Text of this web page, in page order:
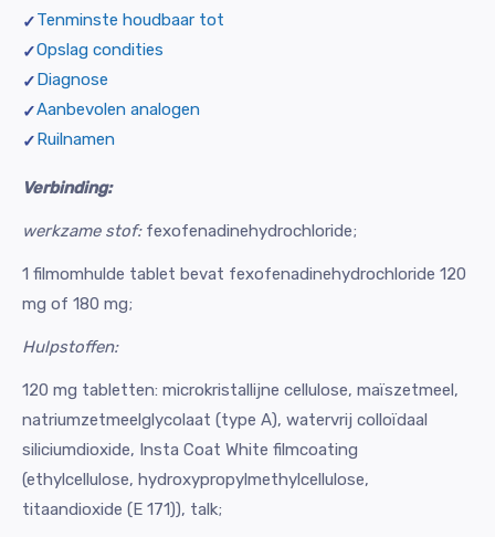
Tenminste houdbaar tot
Opslag condities
Diagnose
Aanbevolen analogen
Ruilnamen
Verbinding:
werkzame stof:fexofenadinehydrochloride;
1 filmomhulde tablet bevat fexofenadinehydrochloride 120
mg of 180 mg;
Hulpstoffen:
120 mg tabletten: microkristallijne cellulose, maïszetmeel,
natriumzetmeelglycolaat (type A), watervrij colloïdaal
siliciumdioxide, Insta Coat White filmcoating
(ethylcellulose, hydroxypropylmethylcellulose,
titaandioxide (E 171)), talk;